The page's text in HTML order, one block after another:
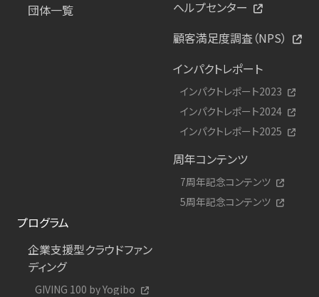
団体一覧
ヘルプセンター
顧客満足度調査（NPS）
インパクトレポート
インパクトレポート2023
インパクトレポート2024
インパクトレポート2025
周年コンテンツ
7周年記念コンテンツ
5周年記念コンテンツ
プログラム
企業支援型クラウドファン
ディング
GIVING 100 by Yogibo